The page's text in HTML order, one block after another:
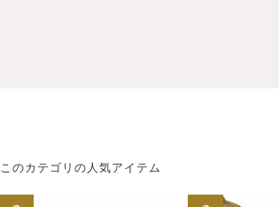
このカテゴリの人気アイテム